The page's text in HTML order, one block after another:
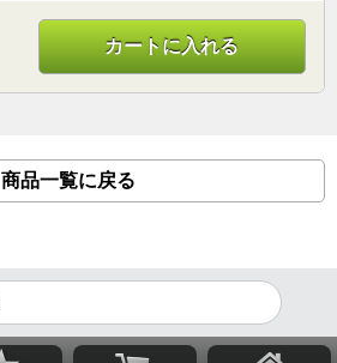
カートに入れる
商品一覧に戻る